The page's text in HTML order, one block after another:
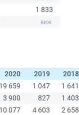
1 833
2020 2019
2018